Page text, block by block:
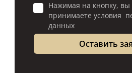
Нажимая на кнопку, вы
принимаете условия
данных